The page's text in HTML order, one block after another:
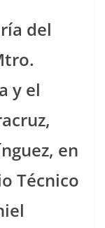
del
y el
en
Técnico